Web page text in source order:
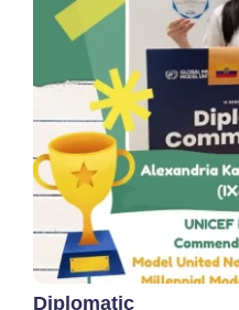
Diplomatic